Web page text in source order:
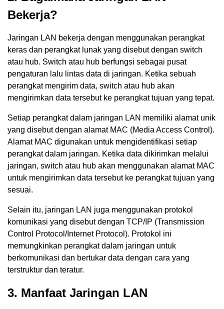
Bekerja?
Jaringan LAN bekerja dengan menggunakan perangkat
keras dan perangkat lunak yang disebut dengan switch
atau hub. Switch atau hub berfungsi sebagai pusat
pengaturan lalu lintas data di jaringan. Ketika sebuah
perangkat mengirim data, switch atau hub akan
mengirimkan data tersebut ke perangkat tujuan yang tepat.
Setiap perangkat dalam jaringan LAN memiliki alamat unik
yang disebut dengan alamat MAC (Media Access Control).
Alamat MAC digunakan untuk mengidentifikasi setiap
perangkat dalam jaringan. Ketika data dikirimkan melalui
jaringan, switch atau hub akan menggunakan alamat MAC
untuk mengirimkan data tersebut ke perangkat tujuan yang
sesuai.
Selain itu, jaringan LAN juga menggunakan protokol
komunikasi yang disebut dengan TCP/IP (Transmission
Control Protocol/Internet Protocol). Protokol ini
memungkinkan perangkat dalam jaringan untuk
berkomunikasi dan bertukar data dengan cara yang
terstruktur dan teratur.
3. Manfaat Jaringan LAN